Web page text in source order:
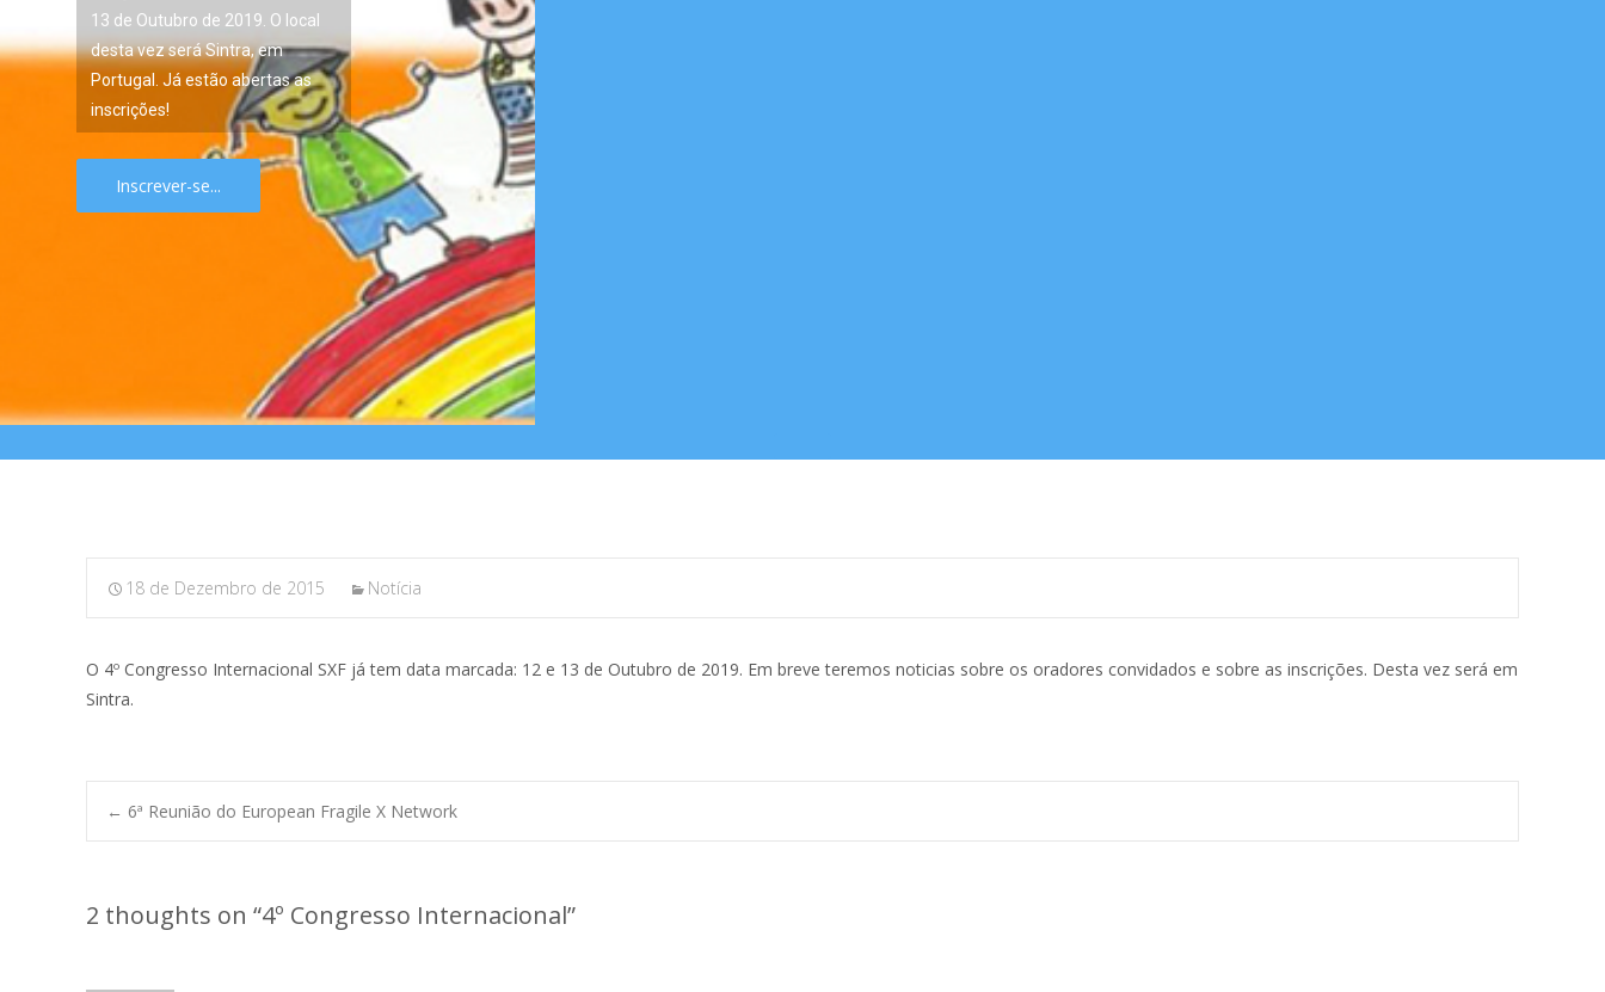
13 de Outubro de 2019. O local
desta vez será Sintra, em
Portugal. Já estão abertas as
inscrições!
Inscrever-se...
18 de Dezembro de 2015 Notícia
O 4º Congresso Internacional SXF já tem data marcada: 12 e 13 de Outubro de 2019. Em breve teremos noticias sobre os oradores convidados e sobre as inscrições. Desta vez será em
Sintra.
← 6ª Reunião do European Fragile X Network
2 thoughts on “4º Congresso Internacional”